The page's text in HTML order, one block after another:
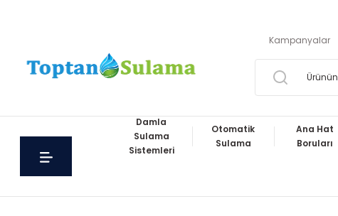
Kampanyalar
Damla
Sulama
Sistemleri
Otomatik
Sulama
Ana Hat
Boruları